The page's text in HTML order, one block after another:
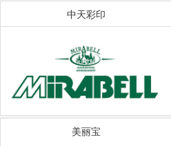
中天彩印
美丽宝